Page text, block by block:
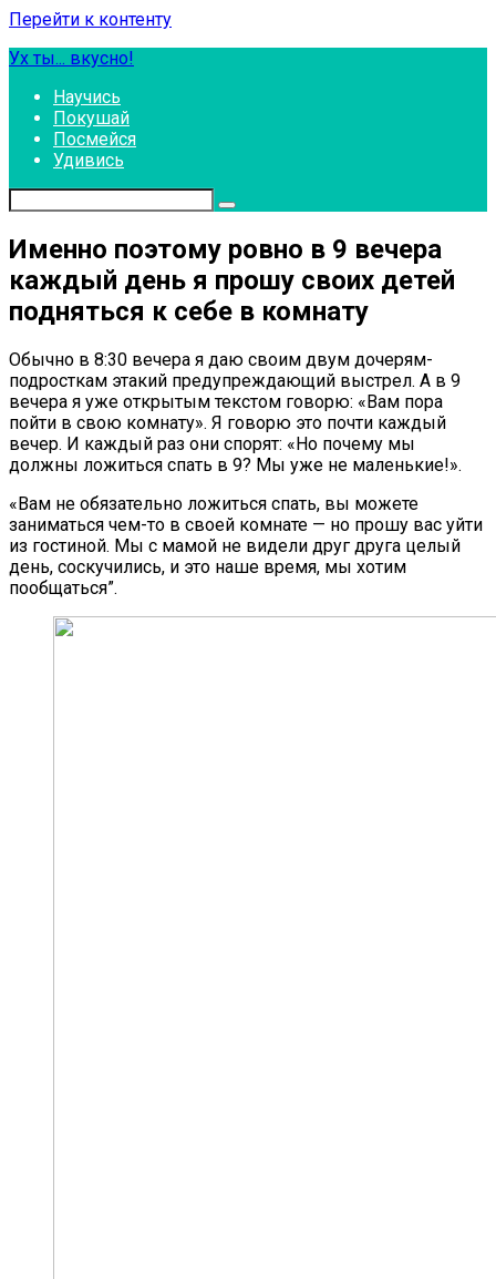
Перейти к контенту
Ух ты... вкусно!
Научись
Покушай
Посмейся
Удивись
Именно поэтому ровно в 9 вечера
каждый день я прошу своих детей
подняться к себе в комнату
Обычно в 8:30 вечера я даю своим двум дочерям-
подросткам этакий предупреждающий выстрел. А в 9
вечера я уже открытым текстом говорю: «Вам пора
пойти в свою комнату». Я говорю это почти каждый
вечер. И каждый раз они спорят: «Но почему мы
должны ложиться спать в 9? Мы уже не маленькие!».
«Вам не обязательно ложиться спать, вы можете
заниматься чем-то в своей комнате — но прошу вас уйти
из гостиной. Мы с мамой не видели друг друга целый
день, соскучились, и это наше время, мы хотим
пообщаться”.